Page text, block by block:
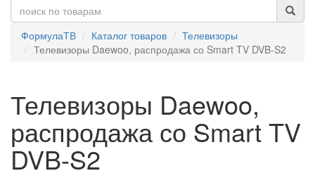
ФормулаТВ Каталог товаров
Телевизоры
Телевизоры Daewoo, распродажа со Smart TV DVB-S2
Телевизоры Daewoo,
распродажа со Smart TV
DVB-S2